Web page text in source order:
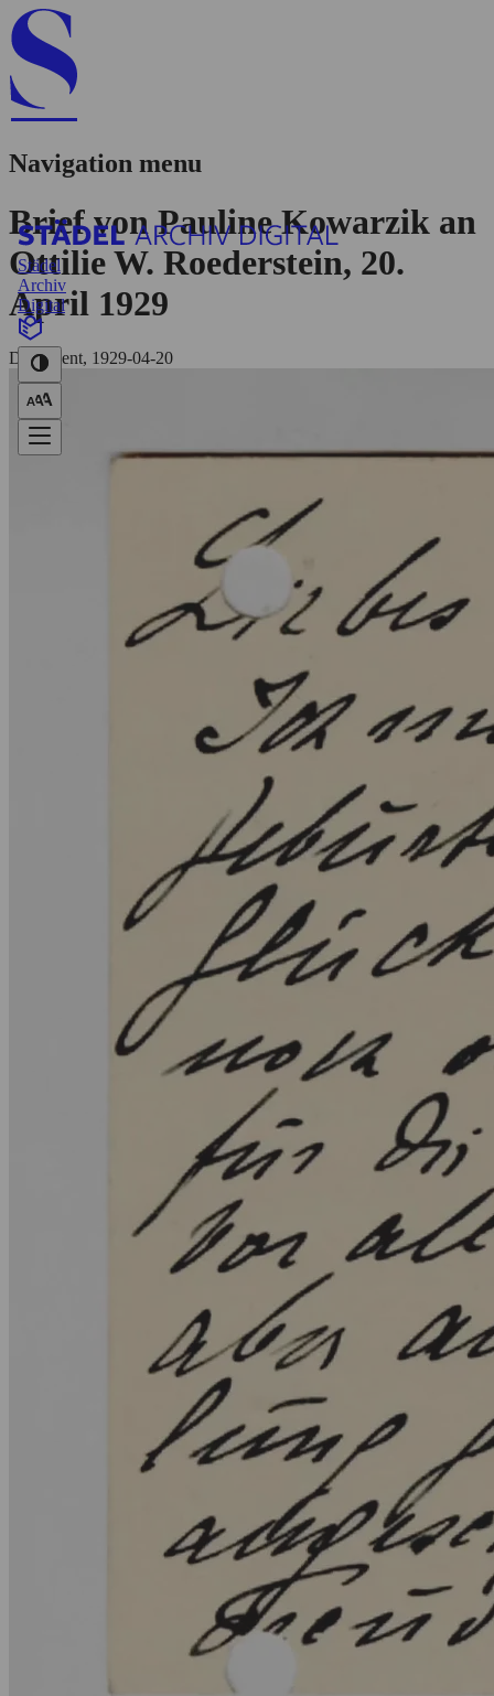
Navigation menu
Städel
Archiv
Digital
Brief von Pauline Kowarzik an
Ottilie W. Roederstein, 20.
April 1929
Dokument, 1929-04-20